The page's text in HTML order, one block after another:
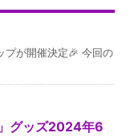
が開催決定🎉 今回の
グッズ2024年6